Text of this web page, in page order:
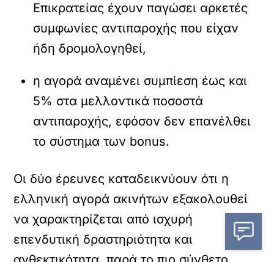
Επικρατείας έχουν παγώσει αρκετές
συμφωνίες αντιπαροχής που είχαν
ήδη δρομολογηθεί,
η αγορά αναμένει συμπίεση έως και
5% στα μελλοντικά ποσοστά
αντιπαροχής, εφόσον δεν επανέλθει
το σύστημα των bonus.
Οι δύο έρευνες καταδεικνύουν ότι η
ελληνική αγορά ακινήτων εξακολουθεί
να χαρακτηρίζεται από ισχυρή
επενδυτική δραστηριότητα και